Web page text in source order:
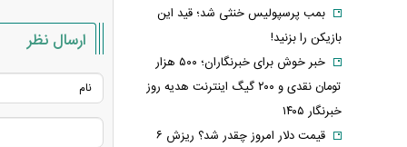
ارسال نظر
بمب پرسپولیس خنثی شد؛ قید این
بازیکن را بزنید!
خبر خوش برای خبرنگاران؛ ۵۰۰ هزار
تومان نقدی و ۲۰۰ گیگ اینترنت هدیه روز
خبرنگار ۱۴۰۵
قیمت دلار امروز چقدر شد؟ ریزش ۶